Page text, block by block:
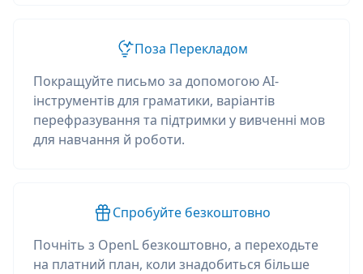
Поза Перекладом
Покращуйте письмо за допомогою AI-
інструментів для граматики, варіантів
перефразування та підтримки у вивченні мов
для навчання й роботи.
Спробуйте безкоштовно
Почніть з OpenL безкоштовно, а переходьте
на платний план, коли знадобиться більше